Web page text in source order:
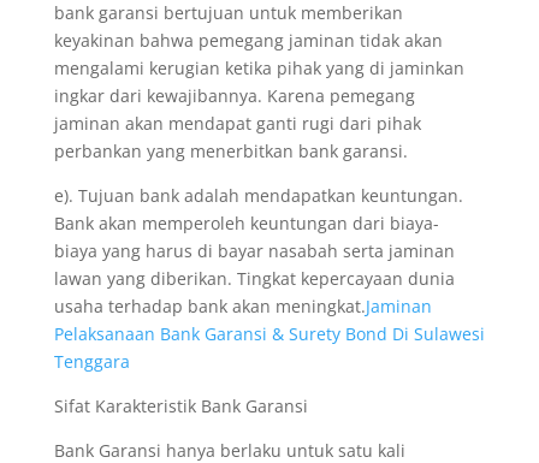
bank garansi bertujuan untuk memberikan
keyakinan bahwa pemegang jaminan tidak akan
mengalami kerugian ketika pihak yang di jaminkan
ingkar dari kewajibannya. Karena pemegang
jaminan akan mendapat ganti rugi dari pihak
perbankan yang menerbitkan bank garansi.
e). Tujuan bank adalah mendapatkan keuntungan.
Bank akan memperoleh keuntungan dari biaya-
biaya yang harus di bayar nasabah serta jaminan
lawan yang diberikan. Tingkat kepercayaan dunia
usaha terhadap bank akan meningkat.Jaminan
Pelaksanaan Bank Garansi & Surety Bond Di Sulawesi
Tenggara
Sifat Karakteristik Bank Garansi
Bank Garansi hanya berlaku untuk satu kali